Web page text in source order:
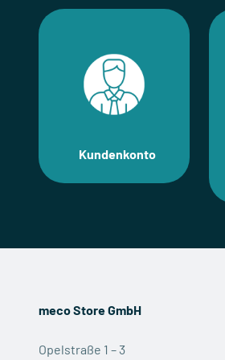
Kundenkonto
meco Store GmbH
Opelstraße 1 – 3